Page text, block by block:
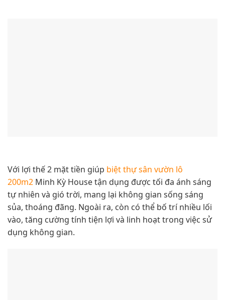
Với lợi thế 2 mặt tiền giúp biệt thự sân vườn lô
200m2 Minh Kỳ House tận dụng được tối đa ánh sáng
tự nhiên và gió trời, mang lại không gian sống sáng
sủa, thoáng đãng. Ngoài ra, còn có thể bố trí nhiều lối
vào, tăng cường tính tiện lợi và linh hoạt trong việc sử
dụng không gian.